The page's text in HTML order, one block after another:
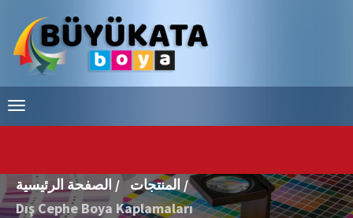
الصفحة الرئيسية /
المنتجات /
Dış Cephe Boya Kaplamaları